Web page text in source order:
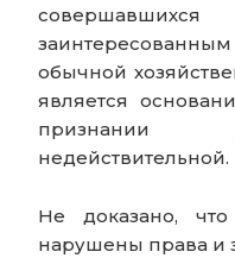
обычной
является
признании
недействительной.
Не доказано,
нарушены права и